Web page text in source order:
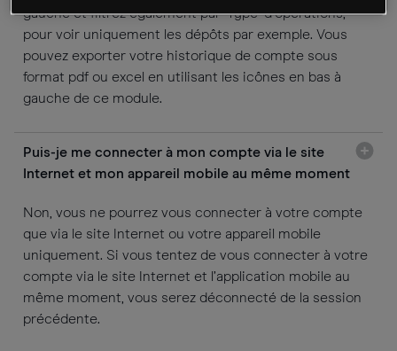
gauche et filtrez également par ‘Type’ d’opérations,
pour voir uniquement les dépôts par exemple. Vous
pouvez exporter votre historique de compte sous
format pdf ou excel en utilisant les icônes en bas à
gauche de ce module.
Puis-je me connecter à mon compte via le site
Internet et mon appareil mobile au même moment
Non, vous ne pourrez vous connecter à votre compte
que via le site Internet ou votre appareil mobile
uniquement. Si vous tentez de vous connecter à votre
compte via le site Internet et l’application mobile au
même moment, vous serez déconnecté de la session
précédente.